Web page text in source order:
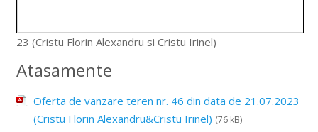
23 (Cristu Florin Alexandru si Cristu Irinel)
Atasamente
Oferta de vanzare teren nr. 46 din data de 21.07.2023
(Cristu Florin Alexandru&Cristu Irinel) (76 kB)